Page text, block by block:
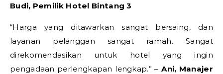
Budi, Pemilik Hotel Bintang 3
“Harga yang ditawarkan sangat bersaing, dan
layanan pelanggan sangat ramah. Sangat
direkomendasikan untuk hotel yang ingin
pengadaan perlengkapan lengkap.” –Ani, Manajer